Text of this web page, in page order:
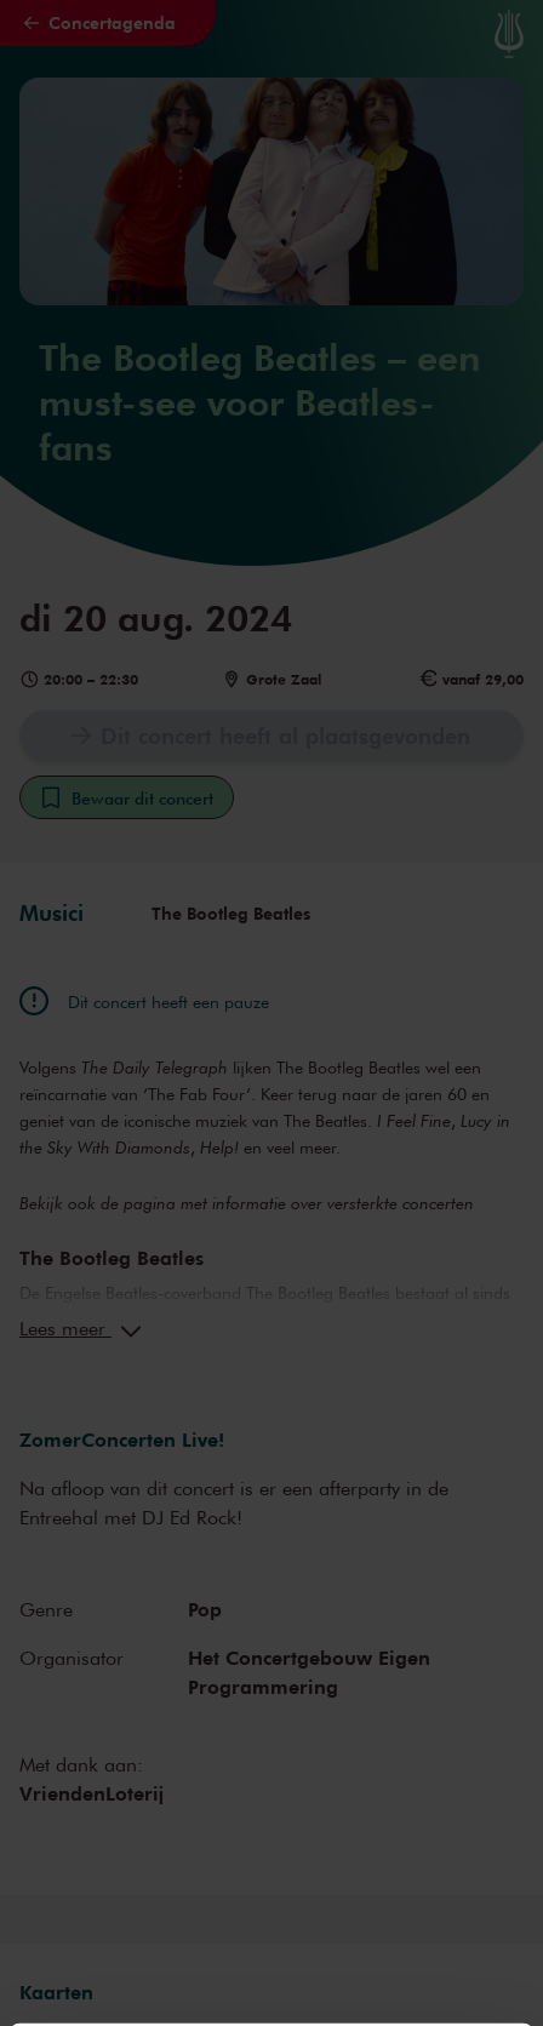
Naar hoofdcontent
Concertagenda
The Bootleg Beatles – een
must-see voor Beatles-
fans
di 20 aug. 2024
20:00 – 22:30 Grote Zaal vanaf 29,00
Bewaar dit concert
Musici The Bootleg Beatles
Dit concert heeft een pauze
Volgens The Daily Telegraph lijken The Bootleg Beatles wel een
reïncarnatie van ‘The Fab Four’. Keer terug naar de jaren 60 en
geniet van de iconische muziek van The Beatles. I Feel Fine, Lucy in
the Sky With Diamonds, Help! en veel meer.
Bekijk ook de pagina met informatie over versterkte concerten
The Bootleg Beatles
De Engelse Beatles-coverband The Bootleg Beatles bestaat al sinds
1980, dus inmiddels ruim vier keer zo lang als het origineel. Ze
van The Fab Four komen vanavond langs, van
1963, via
Sgt. Pepper uit 1967 en While My Guitar Gently Weeps
1968 tot
Let it Be
uit 1970. ‘Een geweldig concert’, aldus Beatles-
Lees meer
ZomerConcerten Live!
Na afloop van dit concert is er een afterparty in de
Entreehal met DJ Ed Rock!
Genre Pop
Organisator
Het Concertgebouw Eigen
Programmering
Met dank aan:
VriendenLoterij
Kaarten